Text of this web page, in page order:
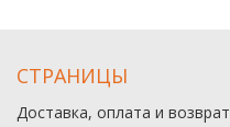
СТРАНИЦЫ
Доставка, оплата и возврат